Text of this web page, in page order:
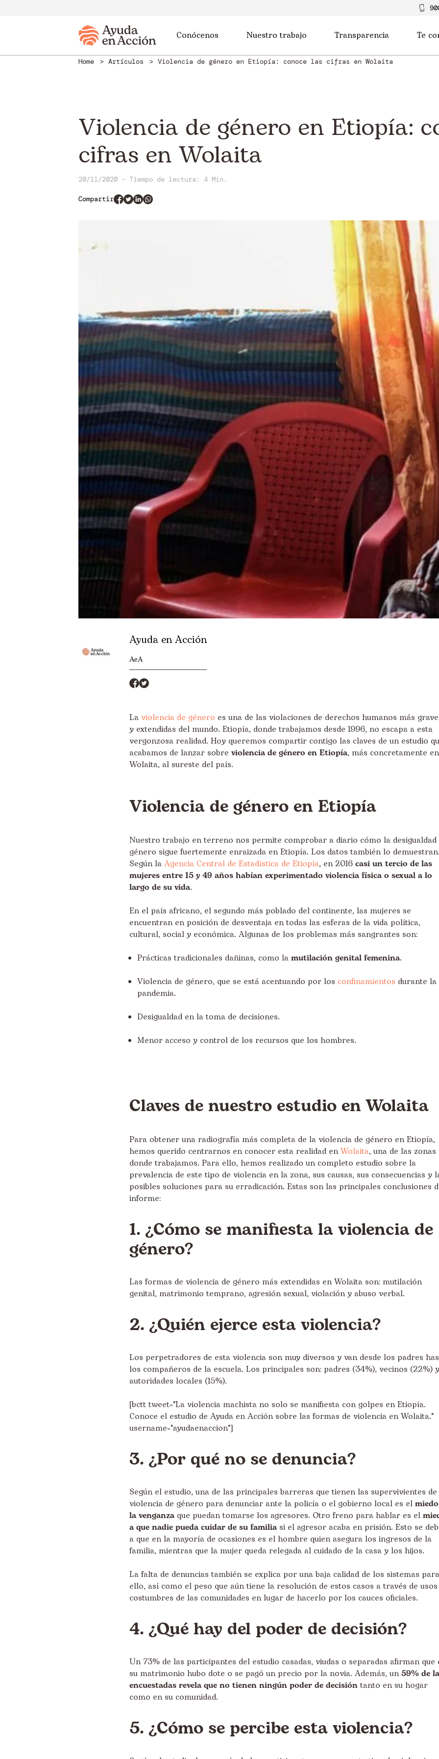
Conócenos Nuestro trabajo Transparencia Te
Home Artículos Violencia de género en Etiopía: conoce las cifras en Wolaita
Violencia de género en Etiopía:
cifras en Wolaita
20/11/2020 - Tiempo de lectura: 4 Min.
Compartir
Ayuda en Acción
AeA
La violencia de género es una de las violaciones de derechos humanos más
y extendidas del mundo. Etiopía, donde trabajamos desde 1996, no escapa a esta
vergonzosa realidad. Hoy queremos compartir contigo las claves de un estudio
acabamos de lanzar sobre violencia de género en Etiopía, más concretamente en
Wolaita, al sureste del país.
Violencia de género en Etiopía
Nuestro trabajo en terreno nos permite comprobar a diario cómo la desigualdad
género sigue fuertemente enraizada en Etiopía. Los datos también lo demuestran.
Según la Agencia Central de Estadística de Etiopía, en 2016 casi un tercio de las
mujeres entre 15 y 49 años habían experimentado violencia física o sexual a lo
largo de su vida.
En el país africano, el segundo más poblado del continente, las mujeres se
encuentran en posición de desventaja en todas las esferas de la vida política,
cultural, social y económica. Algunas de los problemas más sangrantes son:
Prácticas tradicionales dañinas, como la mutilación genital femenina.
Violencia de género, que se está acentuando por los confinamientos durante la
pandemia.
Desigualdad en la toma de decisiones.
Menor acceso y control de los recursos que los hombres.
Claves de nuestro estudio en Wolaita
Para obtener una radiografía más completa de la violencia de género en Etiopía,
hemos querido centrarnos en conocer esta realidad enWolaita, una de las zonas
donde trabajamos. Para ello, hemos realizado un completo estudio sobre la
prevalencia de este tipo de violencia en la zona, sus causas, sus consecuencias y
posibles soluciones para su erradicación. Estas son las principales conclusiones
informe:
1. ¿Cómo se manifiesta la violencia de
género?
Las formas de violencia de género más extendidas en Wolaita son: mutilación
genital, matrimonio temprano, agresión sexual, violación y abuso verbal.
2. ¿Quién ejerce esta violencia?
Los perpetradores de esta violencia son muy diversos y van desde los padres
los compañeros de la escuela. Los principales son: padres (34%), vecinos (22%) y
autoridades locales (15%).
[bctt tweet="La violencia machista no solo se manifiesta con golpes en Etiopía.
Conoce el estudio de Ayuda en Acción sobre las formas de violencia en Wolaita."
username="ayudaenaccion"]
3. ¿Por qué no se denuncia?
Según el estudio, una de las principales barreras que tienen las supervivientes de
violencia de género para denunciar ante la policía o el gobierno local es el
la venganzaque puedan tomarse los agresores. Otro freno para hablar es el
a que nadie pueda cuidar de su familiasi el agresor acaba en prisión. Esto se
a que en la mayoría de ocasiones es el hombre quien asegura los ingresos de la
familia, mientras que la mujer queda relegada al cuidado de la casa y los hijos.
La falta de denuncias también se explica por una baja calidad de los sistemas para
ello, así como el peso que aún tiene la resolución de estos casos a través de
costumbres de las comunidades en lugar de hacerlo por los cauces oficiales.
4. ¿Qué hay del poder de decisión?
Un 73% de las participantes del estudio casadas, viudas o separadas afirman que
su matrimonio hubo dote o se pagó un precio por la novia. Además, un59% de
encuestadas revela que no tienen ningún poder de decisión tanto en su hogar
como en su comunidad.
5. ¿Cómo se percibe esta violencia?